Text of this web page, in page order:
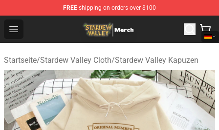
FREE shipping on orders over $100
Open menu
Stardew Valley Store - Official Stardew Valley
Startseite/Stardew Valley Cloth/Stardew Valley Kapuzen